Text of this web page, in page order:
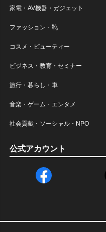
家電・AV機器・ガジェット
ファッション・靴
コスメ・ビューティー
ビジネス・教育・セミナー
旅行・暮らし・車
音楽・ゲーム・エンタメ
社会貢献・ソーシャル・NPO
公式アカウント